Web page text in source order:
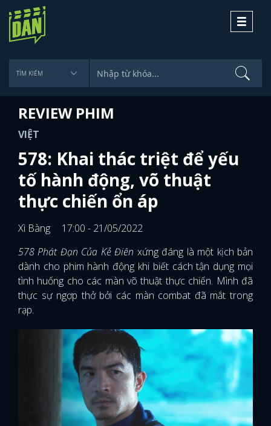
Toggle
REVIEW PHIM
VIỆT
578: Khai thác triệt để yếu
tố hành động, võ thuật
thực chiến ổn áp
Xì Bàng
17:00 - 21/05/2022
578 Phát Đạn Của Kẻ Điên xứng đáng là một kịch bản
dành cho phim hành động khi biết cách tận dụng mọi
tình huống cho các màn võ thuật thực chiến. Mình đã
thực sự ngợp thở bởi các màn combat đã mắt trong
rạp.